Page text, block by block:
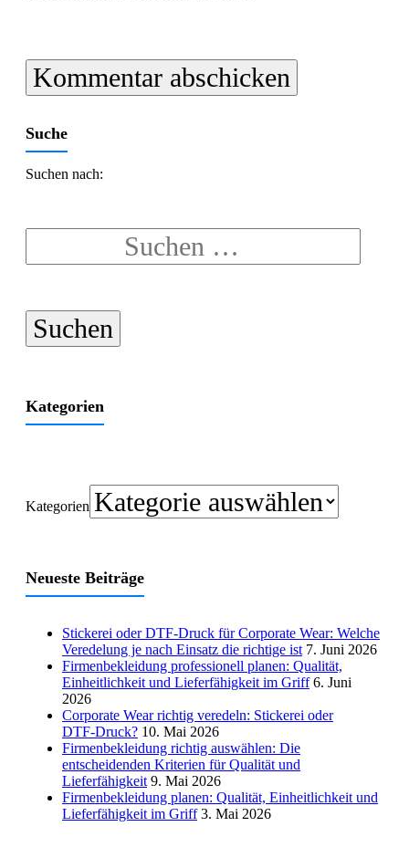
Suche
Suchen nach:
Kategorien
Kategorien
Neueste Beiträge
Stickerei oder DTF-Druck für Corporate Wear: Welche
Veredelung je nach Einsatz die richtige ist 7. Juni 2026
Firmenbekleidung professionell planen: Qualität,
Einheitlichkeit und Lieferfähigkeit im Griff 6. Juni
2026
Corporate Wear richtig veredeln: Stickerei oder
DTF‑Druck? 10. Mai 2026
Firmenbekleidung richtig auswählen: Die
entscheidenden Kriterien für Qualität und
Lieferfähigkeit 9. Mai 2026
Firmenbekleidung planen: Qualität, Einheitlichkeit und
Lieferfähigkeit im Griff 3. Mai 2026